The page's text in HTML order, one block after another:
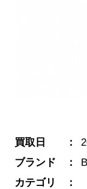
買取日
ブランド
カテゴリ